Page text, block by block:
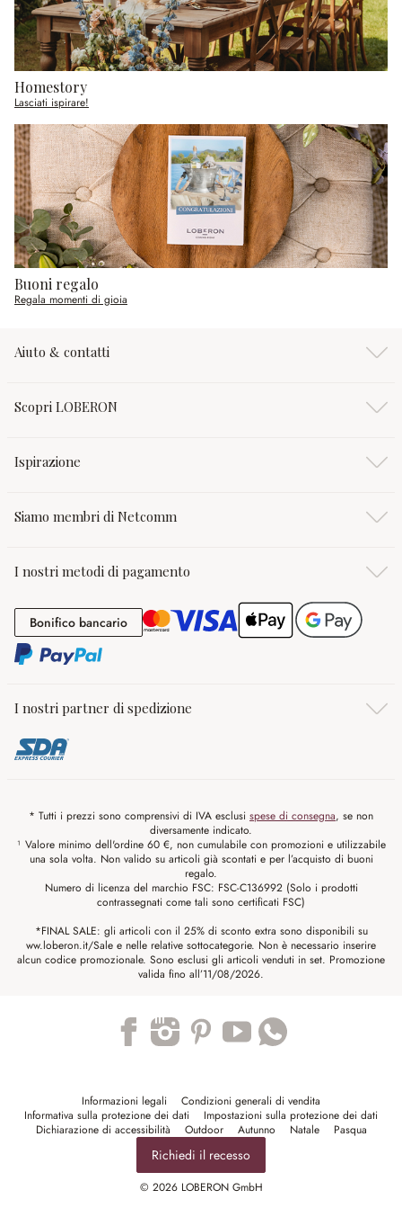
Homestory
Lasciati ispirare!
Buoni regalo
Regala momenti di gioia
Aiuto & contatti
Scopri LOBERON
Ispirazione
Siamo membri di Netcomm
I nostri metodi di pagamento
Bonifico bancarioBonifico bancario
I nostri partner di spedizione
* Tutti i prezzi sono comprensivi di IVA esclusi spese di consegna, se non
diversamente indicato.
¹ Valore minimo dell'ordine 60 €, non cumulabile con promozioni e utilizzabile
una sola volta. Non valido su articoli già scontati e per l’acquisto di buoni
regalo.
Numero di licenza del marchio FSC: FSC-C136992 (Solo i prodotti
contrassegnati come tali sono certificati FSC)
*FINAL SALE: gli articoli con il 25% di sconto extra sono disponibili su
ww.loberon.it/Sale e nelle relative sottocategorie. Non è necessario inserire
alcun codice promozionale. Sono esclusi gli articoli venduti in set. Promozione
valida fino all’11/08/2026.
Informazioni legali
Condizioni generali di vendita
Informativa sulla protezione dei dati
Impostazioni sulla protezione dei dati
Dichiarazione di accessibilità
Outdoor Autunno Natale Pasqua
Richiedi il recesso
© 2026 LOBERON GmbH